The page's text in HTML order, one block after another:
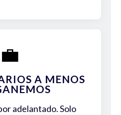
💼
A MENOS
adelantado. Solo